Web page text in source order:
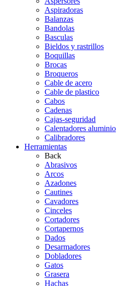
Aspiradoras
Balanzas
Bandolas
Basculas
Bieldos y rastrillos
Boquillas
Brocas
Broqueros
Cable de acero
Cable de plastico
Cabos
Cadenas
Cajas-seguridad
Calentadores aluminio
Calibradores
Herramientas
Back
Abrasivos
Arcos
Azadones
Cautines
Cavadores
Cinceles
Cortadores
Cortapernos
Dados
Desarmadores
Dobladores
Gatos
Grasera
Hachas